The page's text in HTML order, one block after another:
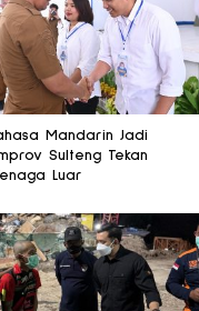
Mandarin Jadi
Sulteng Tekan
Luar